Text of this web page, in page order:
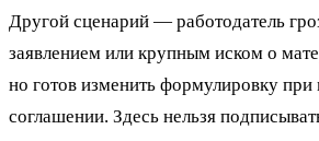
Другой сценарий — работодатель
заявлением или крупным иском о
но готов изменить формулировку
соглашении. Здесь нельзя